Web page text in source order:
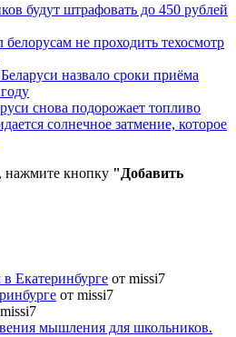
будут штрафовать до 450 рублей
не проходить техосмотр
назвало сроки приёма
снова подорожает топливо
солнечное затмение, которое
нажмите кнопку "Добавить
в Екатеринбурге от missi7
от missi7
мышления для школьников.